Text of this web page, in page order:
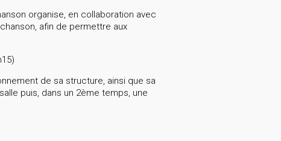
organise, en collaboration avec
afin de permettre aux
de sa structure, ainsi que sa
puis, dans un 2ème temps, une